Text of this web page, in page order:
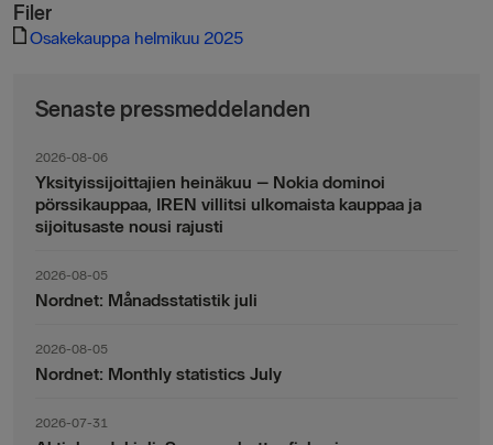
Filer
Osakekauppa helmikuu 2025
Senaste pressmeddelanden
2026-08-06
Yksityissijoittajien heinäkuu – Nokia dominoi
pörssikauppaa, IREN villitsi ulkomaista kauppaa ja
sijoitusaste nousi rajusti
2026-08-05
Nordnet: Månadsstatistik juli
2026-08-05
Nordnet: Monthly statistics July
2026-07-31